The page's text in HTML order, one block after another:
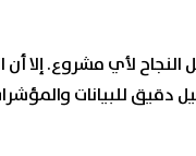
لأي مشروع. إلا
دقيق للبيانات